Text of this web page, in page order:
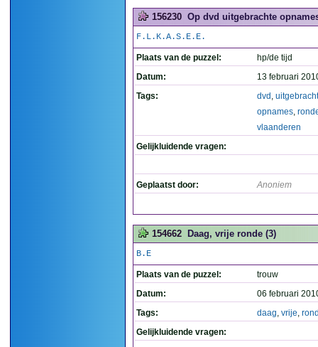
156230 Op dvd uitgebrachte
F.L.K.A.S.E.E.
Plaats van de puzzel:
hp/de tijd
Datum:
13 februari
Tags:
dvd ,
opnames,
vlaanderen
Gelijkluidende vragen:
Geplaatst door: Anoniem
154662 Daag, vrije ronde (3)
B.E
Plaats van de puzzel:
trouw
Datum:
06 februari
Tags:
daag, vrije,
Gelijkluidende vragen: